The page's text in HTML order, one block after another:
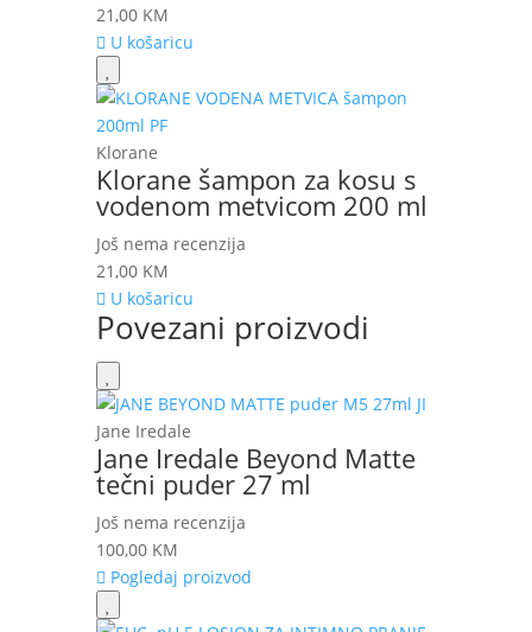
21,00 KM
U košaricu
Klorane
Klorane šampon za kosu s
vodenom metvicom 200 ml
Još nema recenzija
21,00 KM
U košaricu
Povezani proizvodi
Jane Iredale
Jane Iredale Beyond Matte
tečni puder 27 ml
Još nema recenzija
100,00 KM
Pogledaj proizvod